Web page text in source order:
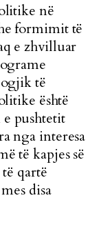
në
formimit të
e zhvilluar
të
është
pushtetit
nga interesa
të kapjes së
qartë
disa